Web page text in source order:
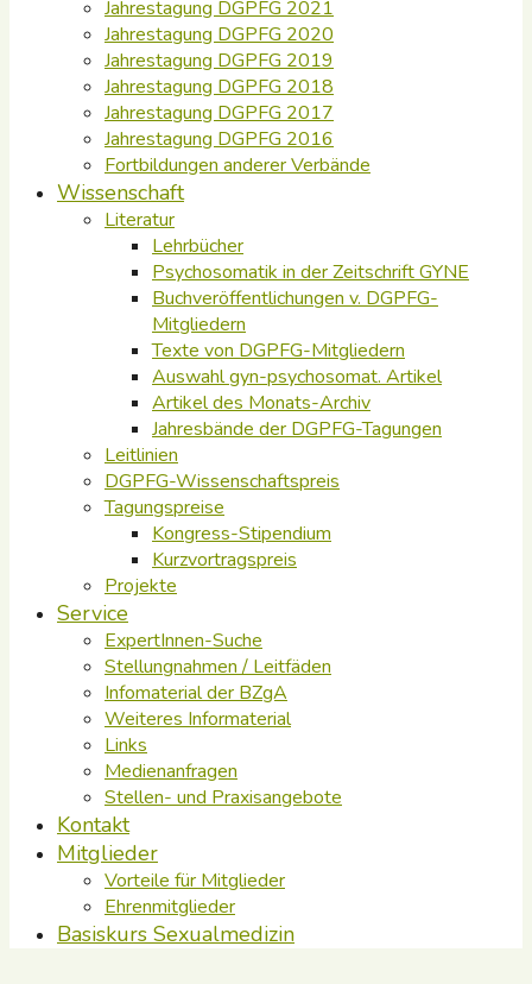
Jahrestagung DGPFG 2021
Jahrestagung DGPFG 2020
Jahrestagung DGPFG 2019
Jahrestagung DGPFG 2018
Jahrestagung DGPFG 2017
Jahrestagung DGPFG 2016
Fortbildungen anderer Verbände
Wissenschaft
Literatur
Lehrbücher
Psychosomatik in der Zeitschrift GYNE
Buchveröffentlichungen v. DGPFG-
Mitgliedern
Texte von DGPFG-Mitgliedern
Auswahl gyn-psychosomat. Artikel
Artikel des Monats-Archiv
Jahresbände der DGPFG-Tagungen
Leitlinien
DGPFG-Wissenschaftspreis
Tagungspreise
Kongress-Stipendium
Kurzvortragspreis
Projekte
Service
ExpertInnen-Suche
Stellungnahmen / Leitfäden
Infomaterial der BZgA
Weiteres Informaterial
Links
Medienanfragen
Stellen- und Praxisangebote
Kontakt
Mitglieder
Vorteile für Mitglieder
Ehrenmitglieder
Basiskurs Sexualmedizin